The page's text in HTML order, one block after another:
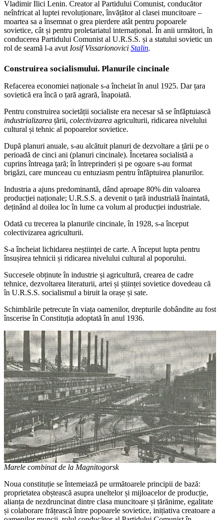
Vladimir Ilici Lenin. Creator al Partidului Comunist, conducător
neînfricat al luptei revoluționare, învățător al clasei muncitoare –
moartea sa a însemnat o grea pierdere atât pentru popoarele
sovietice, cât și pentru proletariatul internațional. În anii următori, în
conducerea Partidului Comunist al U.R.S.S. și a statului sovietic un
rol de seamă l-a avut Iosif Vissarionovici Stalin.
Construirea socialismului. Planurile cincinale
Refacerea economiei naționale s-a încheiat în anul 1925. Dar țara
sovietică era încă o țară agrară, înapoiată.
Pentru construirea societății socialiste era necesar să se înfăptuiască
industrializarea țării, colectivizarea agriculturii, ridicarea nivelului
cultural și tehnic al popoarelor sovietice.
După planuri anuale, s-au alcătuit planuri de dezvoltare a țării pe o
perioadă de cinci ani (planuri cincinale). Încetarea socialistă a
cuprins întreaga țară; în întreprinderi și pe ogoare s-au format
brigăzi, care munceau cu entuziasm pentru înfăptuirea planurilor.
Industria a ajuns predominantă, dând aproape 80% din valoarea
producției naționale; U.R.S.S. a devenit o țară industrială înaintată,
deținând al doilea loc în lume ca volum al producției industriale.
Odată cu trecerea la planurile cincinale, în 1928, s-a început
colectivizarea agriculturii.
S-a încheiat lichidarea neștiinței de carte. A început lupta pentru
însușirea tehnicii și ridicarea nivelului cultural al poporului.
Succesele obținute în industrie și agricultură, crearea de cadre
tehnice, dezvoltarea literaturii, artei și științei sovietice dovedeau că
în U.R.S.S. socialismul a biruit la orașe și sate.
Schimbările petrecute în viața oamenilor, drepturile dobândite au fost
înscerise în Constituția adoptată în anul 1936.
Marele combinat de la Magnitogorsk
Noua constituție se întemeiază pe următoarele principii de bază:
proprietatea obștească asupra uneltelor și mijloacelor de producție,
alianța de nezdruncinat dintre clasa muncitoare și țărănime, egalitate
și colaborare frățească între popoarele sovietice, inițiativa creatoare a